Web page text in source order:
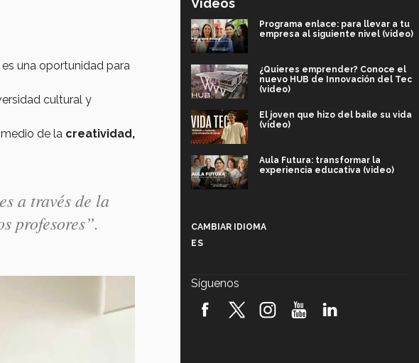
es una oportunidad para
cultural y
de la creatividad,
a través de la
profesores”.
Videos
Programa enlace: para llevar a tu
empresa al siguiente nivel (video)
¿Quieres emprender? Conoce el
nuevo HUB de Innovación del Tec
(video)
El joven que hizo del baile su vida
(video)
Aula Futura: transformar la
experiencia educativa (video)
robótica FIRST 2026! (video)
CAMBIAR IDIOMA
ES
Síguenos